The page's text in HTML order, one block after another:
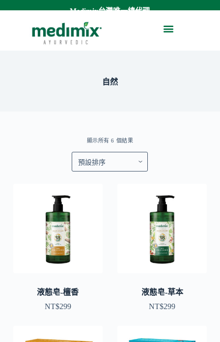
跳
Medimix台灣唯一總代理
自然
顯示所有 6 個結果
液態皂-檀香
NT$299
液態皂-草本
NT$299